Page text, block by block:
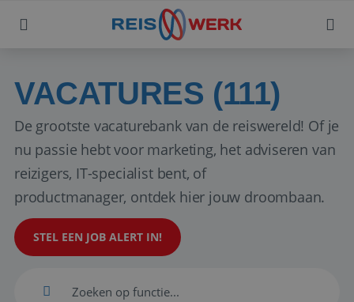
VACATURES (111)
De grootste vacaturebank van de reiswereld! Of je
nu passie hebt voor marketing, het adviseren van
reizigers, IT-specialist bent, of
productmanager, ontdek hier jouw droombaan.
STEL EEN JOB ALERT IN!